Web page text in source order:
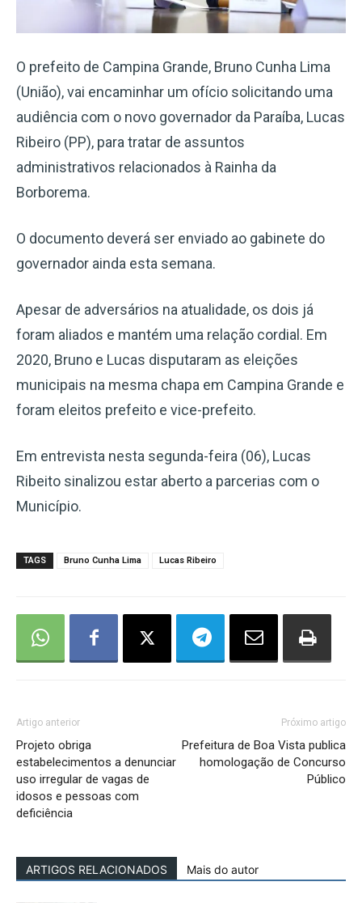
O prefeito de Campina Grande, Bruno Cunha Lima
(União), vai encaminhar um ofício solicitando uma
audiência com o novo governador da Paraíba, Lucas
Ribeiro (PP), para tratar de assuntos
administrativos relacionados à Rainha da
Borborema.
O documento deverá ser enviado ao gabinete do
governador ainda esta semana.
Apesar de adversários na atualidade, os dois já
foram aliados e mantém uma relação cordial. Em
2020, Bruno e Lucas disputaram as eleições
municipais na mesma chapa em Campina Grande e
foram eleitos prefeito e vice-prefeito.
Em entrevista nesta segunda-feira (06), Lucas
Ribeito sinalizou estar aberto a parcerias com o
Município.
TAGS Bruno Cunha Lima Lucas Ribeiro
Artigo anterior
Projeto obriga
estabelecimentos a denunciar
uso irregular de vagas de
idosos e pessoas com
deficiência
Próximo artigo
Prefeitura de Boa Vista publica
homologação de Concurso
Público
ARTIGOS RELACIONADOS Mais do autor